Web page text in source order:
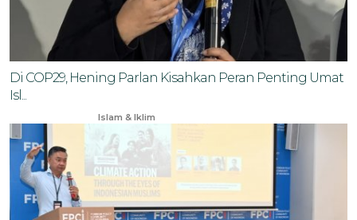
Di COP29, Hening Parlan Kisahkan Peran Penting Umat
Isl...
Islam & Iklim